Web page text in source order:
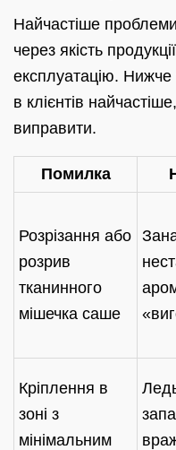
Найчастіше
через якість
експлуатацію. Нижче
в клієнтів
виправити.
Помилка
Розрізання або
розрив
тканинного
мішечка саше
Кріплення в
зоні з
мінімальним